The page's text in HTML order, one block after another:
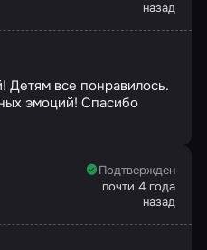
назад
Детям все понравилось.
эмоций! Спасибо
Подтвержден
почти 4 года
назад